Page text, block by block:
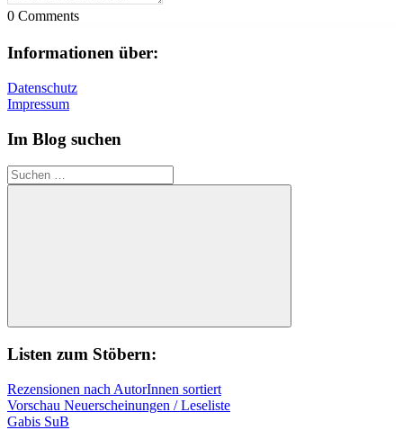
0 Comments
Informationen über:
Datenschutz
Impressum
Im Blog suchen
Suchen
nach:
Suchen
Listen zum Stöbern:
Rezensionen nach AutorInnen sortiert
Vorschau Neuerscheinungen / Leseliste
Gabis SuB